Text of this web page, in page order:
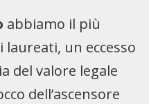
abbiamo il più
un eccesso
del valore legale
dell’ascensore